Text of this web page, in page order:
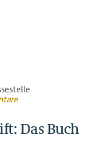
Das Buch